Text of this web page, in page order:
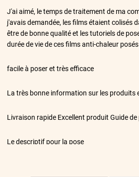
*****J'ai aimé, le temps de traitement de ma
j'avais demandée, les films étaient colisés
être de bonne qualité et les tutoriels de
durée de vie de ces films anti-chaleur
*****facile à poser et très efficace
*****La très bonne information sur les produits
*****Livraison rapide Excellent produit Guide
*****Le descriptif pour la pose